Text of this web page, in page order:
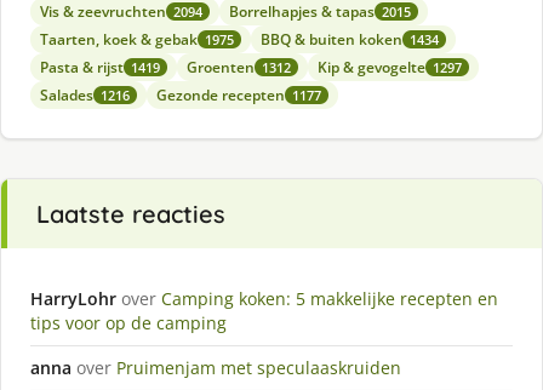
Vis & zeevruchten 2094 Borrelhapjes & tapas 2015
Taarten, koek & gebak 1975 BBQ & buiten koken 1434
Pasta & rijst 1419 Groenten 1312 Kip & gevogelte 1297
Salades 1216 Gezonde recepten 1177
Laatste reacties
HarryLohr over Camping koken: 5 makkelijke recepten en
tips voor op de camping
anna over Pruimenjam met speculaaskruiden